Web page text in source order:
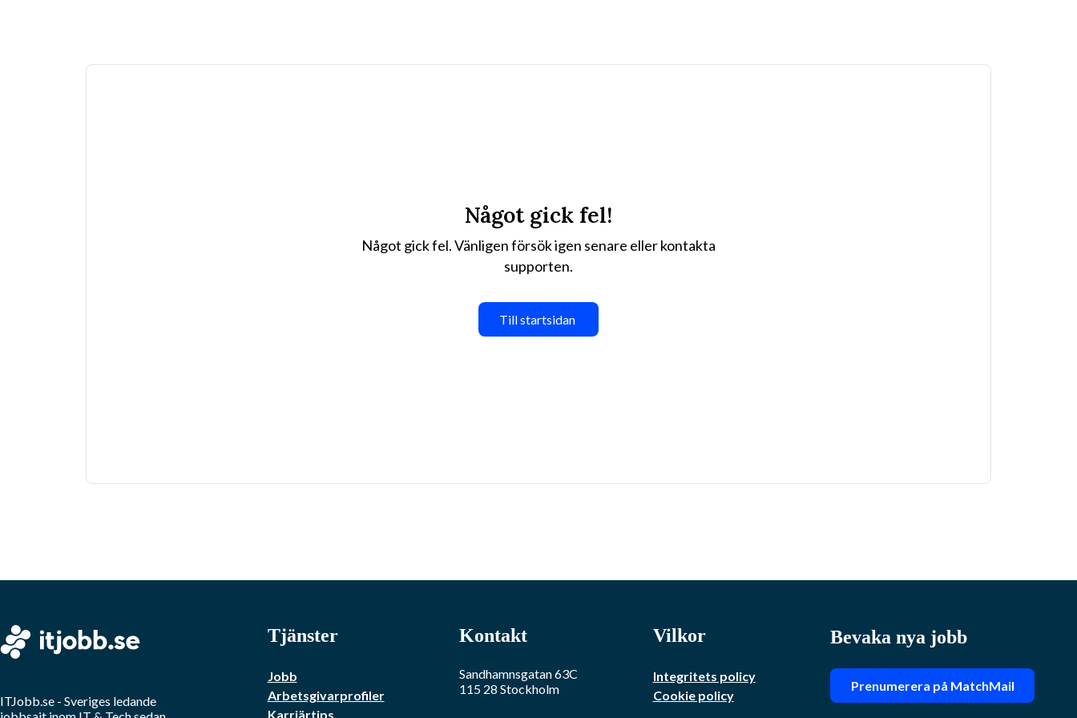
Något gick fel!
Något gick fel. Vänligen försök igen senare eller kontakta
supporten.
Till startsidan
ITJobb.se - Sveriges ledande
Tjänster
Jobb
Arbetsgivarprofiler
Karriärtips
Kontakt
Sandhamnsgatan 63C
115 28 Stockholm
Vilkor
Integritets policy
Cookie policy
Bevaka nya jobb
Prenumerera på MatchMail